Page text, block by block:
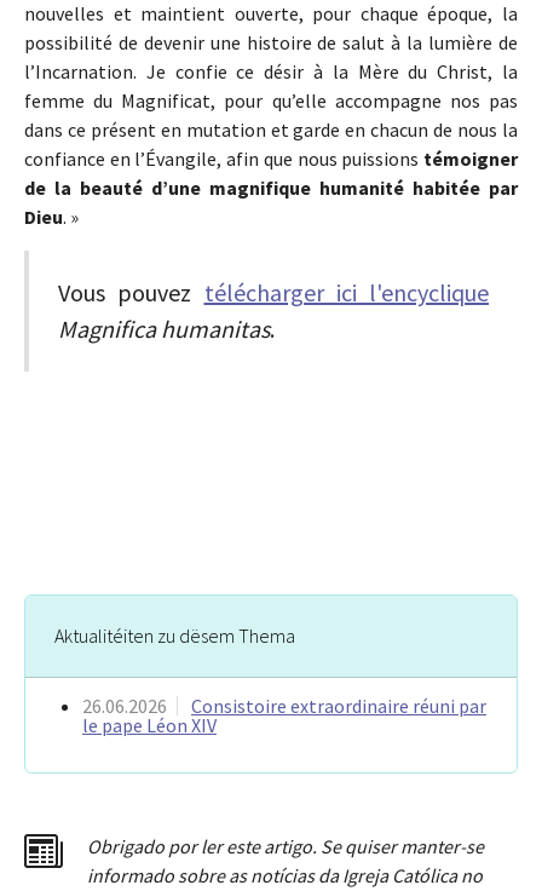
nouvelles et maintient ouverte, pour chaque époque, la
possibilité de devenir une histoire de salut à la lumière de
l’Incarnation. Je confie ce désir à la Mère du Christ, la
femme du Magnificat, pour qu’elle accompagne nos pas
dans ce présent en mutation et garde en chacun de nous la
confiance en l’Évangile, afin que nous puissions témoigner
de la beauté d’une magnifique humanité habitée par
Dieu. »
Vous pouvez télécharger ici l'encyclique
Magnifica humanitas.
Aktualitéiten zu dësem Thema
26.06.2026
Consistoire extraordinaire réuni par
le pape Léon XIV
Obrigado por ler este artigo. Se quiser manter-se
informado sobre as notícias da Igreja Católica no